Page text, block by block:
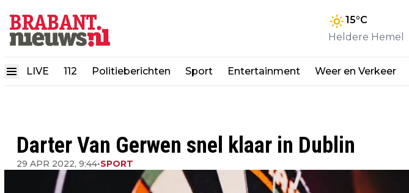
15°C
Heldere Hemel
LIVE 112 Politieberichten Sport Entertainment Weer en Verkeer
Darter Van Gerwen snel klaar in Dublin
29 APR 2022, 9:44•SPORT